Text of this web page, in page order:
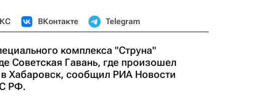
ВКонтакте Telegram
комплекса "Струна"
Советская Гавань, где произошел
Хабаровск, сообщил РИА Новости
РФ.